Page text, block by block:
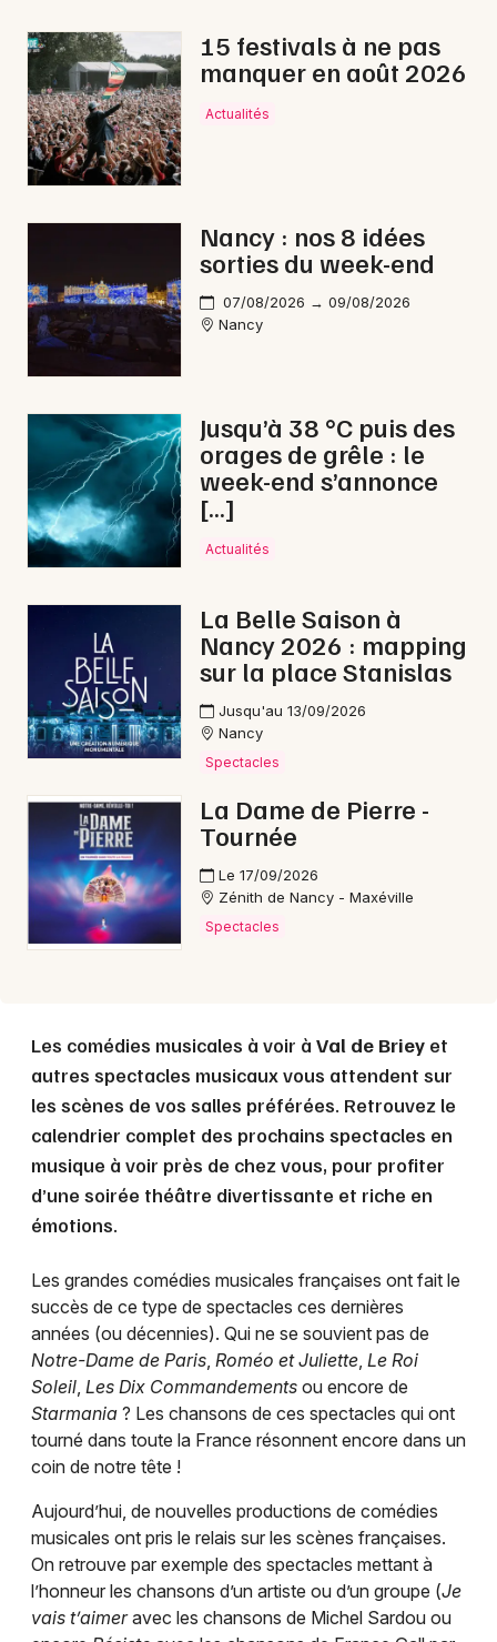
Spectacle musical en Meurthe-et-Moselle
Spectacle musical en Lorraine
Spectacle musical dans le Grand Est
Newsletter des sorties
Artistes en tournée
Actus à Val de Briey
Magazine à Val de Briey
54 - Meurthe-et-Moselle
Choisir mes départements
Mon email
Je m'abonne
15 festivals à ne pas
manquer en août 2026
Actualités
Nancy : nos 8 idées
sorties du week-end
07/08/2026 → 09/08/2026
Nancy
Jusqu’à 38 °C puis des
orages de grêle : le
week-end s’annonce
[…]
Actualités
La Belle Saison à
Nancy 2026 : mapping
sur la place Stanislas
Jusqu'au 13/09/2026
Nancy
Spectacles
La Dame de Pierre -
Tournée
Le 17/09/2026
Zénith de Nancy - Maxéville
Spectacles
Les comédies musicales à voir à Val de Briey et
autres spectacles musicaux vous attendent sur
les scènes de vos salles préférées. Retrouvez le
calendrier complet des prochains spectacles en
musique à voir près de chez vous, pour profiter
d’une soirée théâtre divertissante et riche en
émotions.
Les grandes comédies musicales françaises ont fait le
succès de ce type de spectacles ces dernières
années (ou décennies). Qui ne se souvient pas de
Notre-Dame de Paris, Roméo et Juliette, Le Roi
Soleil, Les Dix Commandements ou encore de
Starmania ? Les chansons de ces spectacles qui ont
tourné dans toute la France résonnent encore dans un
coin de notre tête !
Aujourd’hui, de nouvelles productions de comédies
musicales ont pris le relais sur les scènes françaises.
On retrouve par exemple des spectacles mettant à
l’honneur les chansons d’un artiste ou d’un groupe (Je
vais t’aimeravec les chansons de Michel Sardou ou